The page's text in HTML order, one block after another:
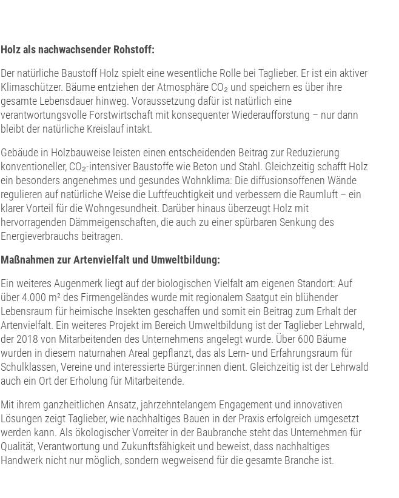
Holz als nachwachsender Rohstoff:
Der natürliche Baustoff Holz spielt eine wesentliche Rolle bei Taglieber. Er ist ein aktiver
Klimaschützer. Bäume entziehen der Atmosphäre CO₂ und speichern es über ihre
gesamte Lebensdauer hinweg. Voraussetzung dafür ist natürlich eine
verantwortungsvolle Forstwirtschaft mit konsequenter Wiederaufforstung – nur dann
bleibt der natürliche Kreislauf intakt.
Gebäude in Holzbauweise leisten einen entscheidenden Beitrag zur Reduzierung
konventioneller, CO₂-intensiver Baustoffe wie Beton und Stahl. Gleichzeitig schafft Holz
ein besonders angenehmes und gesundes Wohnklima: Die diffusionsoffenen Wände
regulieren auf natürliche Weise die Luftfeuchtigkeit und verbessern die Raumluft – ein
klarer Vorteil für die Wohngesundheit. Darüber hinaus überzeugt Holz mit
hervorragenden Dämmeigenschaften, die auch zu einer spürbaren Senkung des
Energieverbrauchs beitragen.
Maßnahmen zur Artenvielfalt und Umweltbildung:
Ein weiteres Augenmerk liegt auf der biologischen Vielfalt am eigenen Standort: Auf
über 4.000 m² des Firmengeländes wurde mit regionalem Saatgut ein blühender
Lebensraum für heimische Insekten geschaffen und somit ein Beitrag zum Erhalt der
Artenvielfalt. Ein weiteres Projekt im Bereich Umweltbildung ist der Taglieber Lehrwald,
der 2018 von Mitarbeitenden des Unternehmens angelegt wurde. Über 600 Bäume
wurden in diesem naturnahen Areal gepflanzt, das als Lern- und Erfahrungsraum für
Schulklassen, Vereine und interessierte Bürger:innen dient. Gleichzeitig ist der Lehrwald
auch ein Ort der Erholung für Mitarbeitende.
Mit ihrem ganzheitlichen Ansatz, jahrzehntelangem Engagement und innovativen
Lösungen zeigt Taglieber, wie nachhaltiges Bauen in der Praxis erfolgreich umgesetzt
werden kann. Als ökologischer Vorreiter in der Baubranche steht das Unternehmen für
Qualität, Verantwortung und Zukunftsfähigkeit und beweist, dass nachhaltiges
Handwerk nicht nur möglich, sondern wegweisend für die gesamte Branche ist.